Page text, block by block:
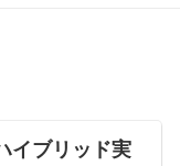
ブリッド実